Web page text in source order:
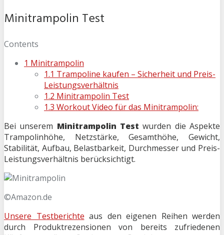
Minitrampolin Test
Contents
1 Minitrampolin
1.1 Trampoline kaufen – Sicherheit und Preis-
Leistungsverhältnis
1.2 Minitrampolin Test
1.3 Workout Video für das Minitrampolin:
Bei unserem Minitrampolin Test wurden die Aspekte
Trampolinhöhe, Netzstärke, Gesamthöhe, Gewicht,
Stabilität, Aufbau, Belastbarkeit, Durchmesser und Preis-
Leistungsverhältnis berücksichtigt.
©Amazon.de
Unsere Testberichte aus den eigenen Reihen werden
durch Produktrezensionen von bereits zufriedenen